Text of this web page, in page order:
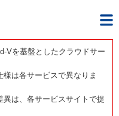
Vを基盤としたクラウドサー
は各サービスで異なりま
は、各サービスサイトで提